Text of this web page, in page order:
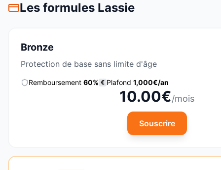
Les formules Lassie
Bronze
Protection de base sans limite d'âge
Remboursement 60% € Plafond 1,000€/an
10.00€/mois
Souscrire